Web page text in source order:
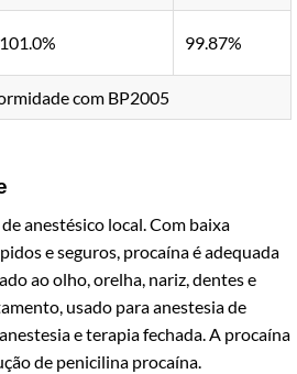
99.87%
com BP2005
anestésico local. Com baixa
e seguros, procaína é adequada
ao olho, orelha, nariz, dentes e
usado para anestesia de
e terapia fechada. A procaína
de penicilina procaína.